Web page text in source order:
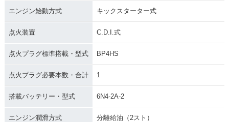
エンジン始動方式 キックスターター式
点火装置 C.D.I.式
点火プラグ標準搭載・型式 BP4HS
点火プラグ必要本数・合計 1
搭載バッテリー・型式 6N4-2A-2
エンジン潤滑方式 分離給油（2スト）